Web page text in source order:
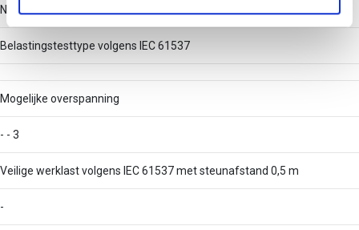
Nee
Belastingstesttype volgens IEC 61537
Mogelijke overspanning
- - 3
Veilige werklast volgens IEC 61537 met steunafstand 0,5 m
-